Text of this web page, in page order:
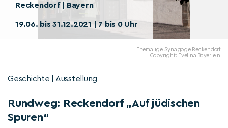
Reckendorf | Bayern
19.06. bis 31.12.2021 | 7 bis 0 Uhr
Ehemalige Synagoge Reckendorf
Copyright: Evelina Bayerlein
Geschichte | Ausstellung
Rundweg: Reckendorf „Auf jüdischen
Spuren“